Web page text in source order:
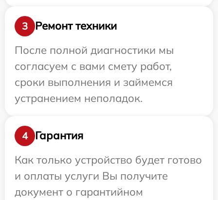
3
Ремонт техники
После полной диагностики мы
согласуем с вами смету работ,
сроки выполнения и займемся
устранением неполадок.
4
Гарантия
Как только устройство будет готово
и оплаты услуги Вы получите
документ о гарантийном